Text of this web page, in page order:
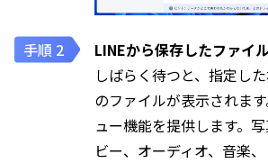
LINEから保存したファイ
しばらく待つと、指定し
のファイルが表示されま
ュー機能を提供します。
ビー、オーディオ、音楽